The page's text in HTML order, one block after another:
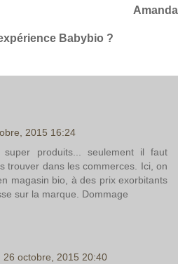
Amanda
Babybio ?
2015 16:24
produits... seulement il faut
trouver dans les commerces. Ici, on
magasin bio, à des prix exorbitants
sur la marque. Dommage
26 octobre, 2015 20:40